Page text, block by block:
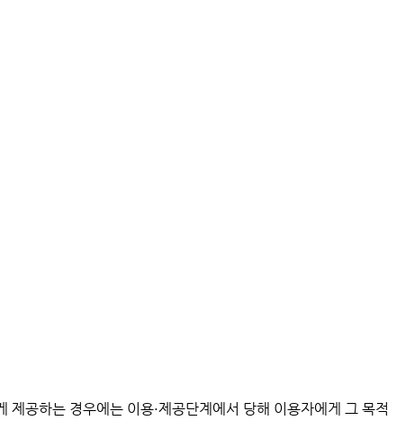
공하는 경우에는 이용·제공단계에서 당해 이용자에게 그 목적